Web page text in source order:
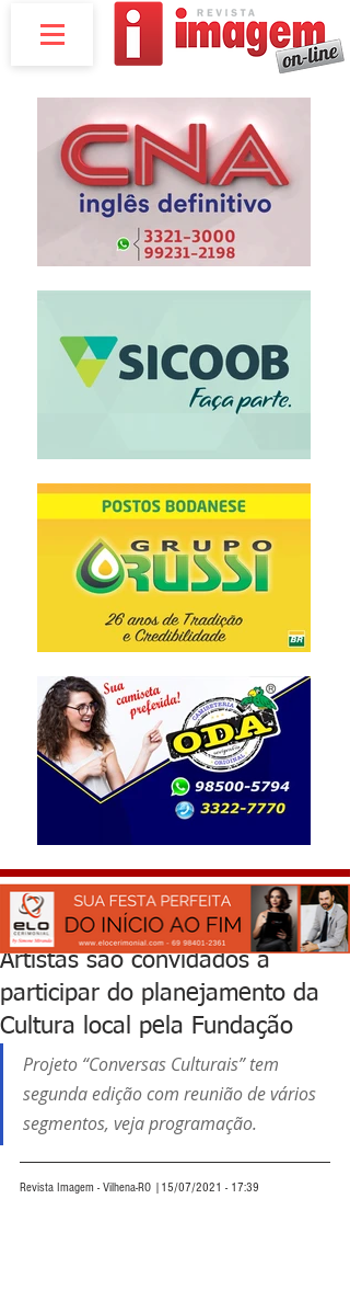
Artistas são convidados a
participar do planejamento da
Cultura local pela Fundação
Projeto “Conversas Culturais” tem
segunda edição com reunião de vários
segmentos, veja programação.
Revista Imagem - Vilhena-RO |15/07/2021 - 17:39